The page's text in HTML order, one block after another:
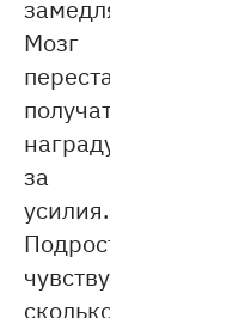
замедляется.
Мозг
перестаёт
получать
награду
за
усилия.
Подросток
чувствует:
сколько